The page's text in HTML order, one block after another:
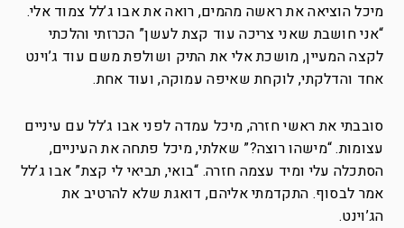
מיכל הוציאה את ראשה מהמים, רואה את אבו ג’לל צמוד אלי.
“אני חושבת שאני צריכה עוד קצת לעשן” הכרזתי והלכתי
לקצה המעיין, מושכת אלי את התיק ושולפת משם עוד ג’וינט
אחד והדלקתי, לוקחת שאיפה עמוקה, ועוד אחת.
סובבתי את ראשי חזרה, מיכל עמדה לפני אבו ג’לל עם עיניים
עצומות. “מישהו רוצה?” שאלתי, מיכל פתחה את העיניים,
הסתכלה עלי ומיד עצמה חזרה. “בואי, תביאי לי קצת” אבו ג’לל
אמר לבסוף. התקדמתי אליהם, דואגת שלא להרטיב את
הג’וינט.